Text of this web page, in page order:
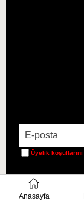
Üyelik koşullarını
Anasayfa